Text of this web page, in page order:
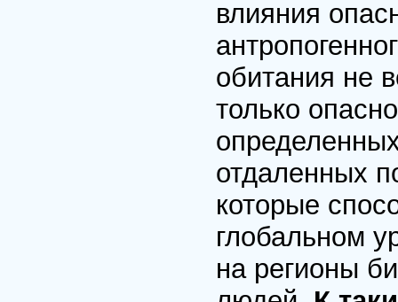
влияния
обитания не
только
отдаленных
которые
глобальном
на регионы